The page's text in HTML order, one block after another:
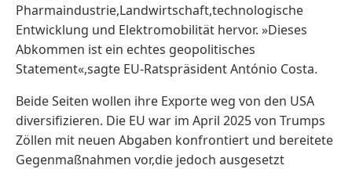
Pharmaindustrie,Landwirtschaft,technologische
Entwicklung und Elektromobilität hervor. »Dieses
Abkommen ist ein echtes geopolitisches
Statement«,sagte EU-Ratspräsident António Costa.
Beide ⁠Seiten wollen ihre ⁠Exporte weg von den USA
diversifizieren. Die EU war im April 2025 von Trumps
Zöllen mit neuen Abgaben konfrontiert und bereitete
Gegenmaßnahmen vor,die jedoch ausgesetzt